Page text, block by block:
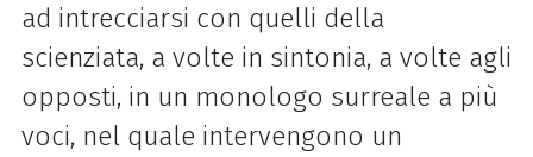
ad intrecciarsi con quelli della
scienziata, a volte in sintonia, a volte agli
opposti, in un monologo surreale a più
voci, nel quale intervengono un